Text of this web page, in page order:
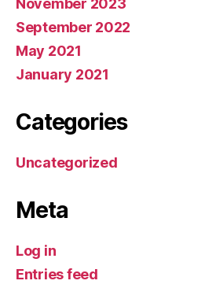
September 2022
May 2021
January 2021
Categories
Uncategorized
Meta
Log in
Entries feed